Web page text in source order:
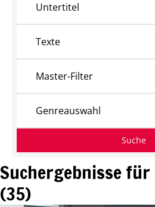
Suchergebnisse für
(35)
Untertitel
Texte
Master-Filter
Genreauswahl
Suche